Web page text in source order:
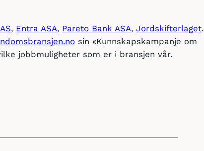
, Entra ASA, Pareto Bank ASA, Jordskifterlaget.
sin «Kunnskapskampanje om
jobbmuligheter som er i bransjen vår.